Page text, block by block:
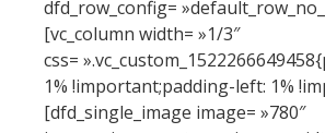
dfd_row_config=
[vc_column width= »1/3″
css=
1% !important;padding-left: 1%
[dfd_single_image image= »780″